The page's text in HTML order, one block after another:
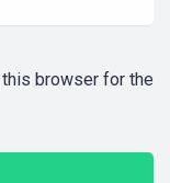
browser for the